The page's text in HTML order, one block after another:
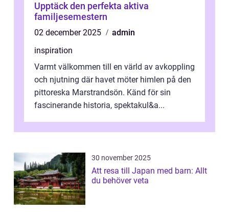
Upptäck den perfekta aktiva
familjesemestern
02 december 2025
admin
inspiration
Varmt välkommen till en värld av avkoppling
och njutning där havet möter himlen på den
pittoreska Marstrandsön. Känd för sin
fascinerande historia, spektakul&a...
30 november 2025
Att resa till Japan med barn: Allt
du behöver veta